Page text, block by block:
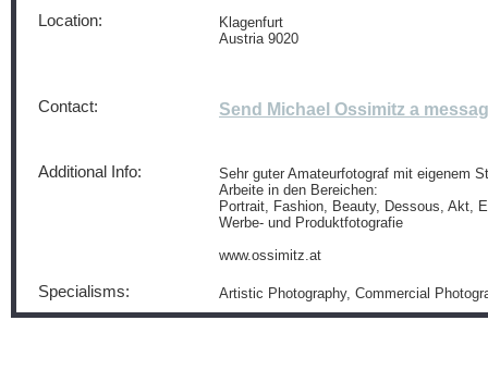
Location:
Klagenfurt
Austria 9020
Contact: Send Michael Ossimitz a
Additional Info:
Sehr guter Amateurfotograf mit eigenem
Arbeite in den Bereichen:
Portrait, Fashion, Beauty, Dessous, Akt,
Werbe- und Produktfotografie
www.ossimitz.at
Specialisms: Artistic Photography, Commercial